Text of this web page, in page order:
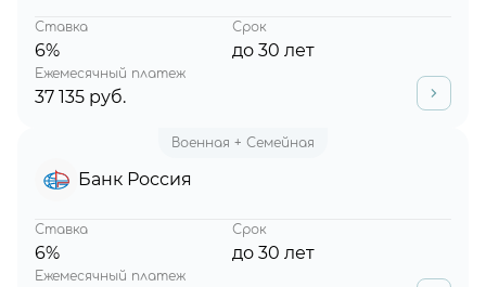
Ставка
6%
Срок
до 30 лет
Ежемесячный платеж
37 135 руб.
Военная + Семейная
Банк Россия
Ставка
6%
Срок
до 30 лет
Ежемесячный платеж